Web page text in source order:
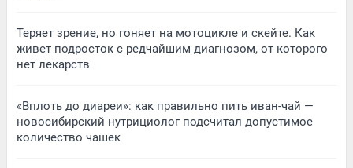
Теряет зрение, но гоняет на мотоцикле и скейте. Как
живет подросток с редчайшим диагнозом, от которого
нет лекарств
«Вплоть до диареи»: как правильно пить иван-чай —
новосибирский нутрициолог подсчитал допустимое
количество чашек